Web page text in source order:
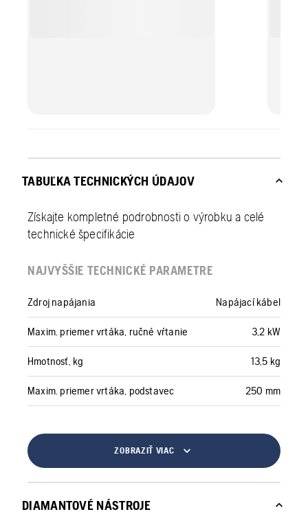
TABUĽKA TECHNICKÝCH ÚDAJOV
Získajte kompletné podrobnosti o výrobku a celé
technické špecifikácie
NAJVYŠŠIE TECHNICKÉ PARAMETRE
Zdroj napájania Napájací kábel
Maxim. priemer vrtáka, ručné vŕtanie 3,2 kW
Hmotnosť, kg 13,5 kg
Maxim. priemer vrtáka, podstavec 250 mm
ZOBRAZIŤ VIAC
DIAMANTOVÉ NÁSTROJE